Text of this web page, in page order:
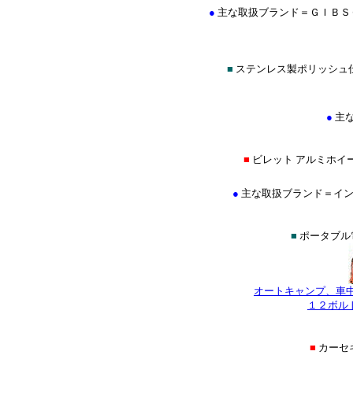
● 主な取扱ブランド＝ＧＩＢ
■ ステンレス製ポリッシ
● 主
■ ビレット アルミホ
● 主な取扱ブランド＝イ
■ ポータブ
オートキャンプ、車
１２ボ
■ カー